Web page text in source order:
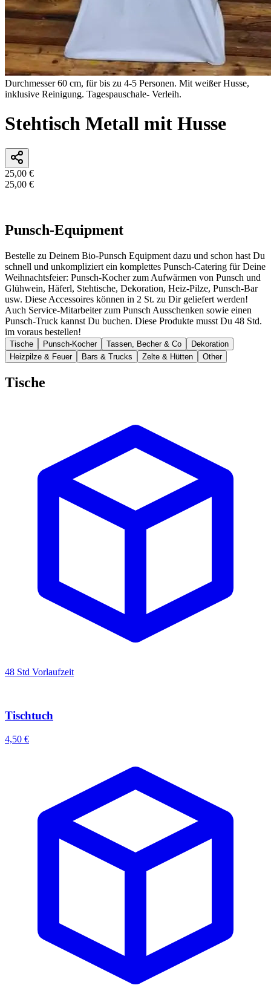
Durchmesser 60 cm, für bis zu 4-5 Personen. Mit weißer Husse,
inklusive Reinigung. Tagespauschale- Verleih.
Stehtisch Metall mit Husse
25,00 €
25,00 €
Punsch-Equipment
Bestelle zu Deinem Bio-Punsch Equipment dazu und schon hast Du
schnell und unkompliziert ein komplettes Punsch-Catering für Deine
Weihnachtsfeier: Punsch-Kocher zum Aufwärmen von Punsch und
Glühwein, Häferl, Stehtische, Dekoration, Heiz-Pilze, Punsch-Bar
usw. Diese Accessoires können in 2 St. zu Dir geliefert werden!
Auch Service-Mitarbeiter zum Punsch Ausschenken sowie einen
Punsch-Truck kannst Du buchen. Diese Produkte musst Du 48 Std.
im voraus bestellen!
Tische Punsch-Kocher Tassen, Becher & Co
Dekoration
Heizpilze & Feuer
Bars & Trucks Zelte & Hütten Other
Tische
48 Std Vorlaufzeit
Tischtuch
4,50 €